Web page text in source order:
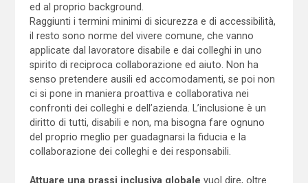
ed al proprio background.
Raggiunti i termini minimi di sicurezza e di accessibilità,
il resto sono norme del vivere comune, che vanno
applicate dal lavoratore disabile e dai colleghi in uno
spirito di reciproca collaborazione ed aiuto. Non ha
senso pretendere ausili ed accomodamenti, se poi non
ci si pone in maniera proattiva e collaborativa nei
confronti dei colleghi e dell’azienda. L’inclusione è un
diritto di tutti, disabili e non, ma bisogna fare ognuno
del proprio meglio per guadagnarsi la fiducia e la
collaborazione dei colleghi e dei responsabili.
Attuare una prassi inclusiva globale vuol dire, oltre